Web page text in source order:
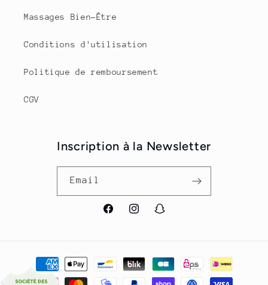
Massages Bien-Être
Conditions d'utilisation
Politique de remboursement
CGV
Inscription à la Newsletter
Email
FacebookInstagramSnapchat
Payment
methods